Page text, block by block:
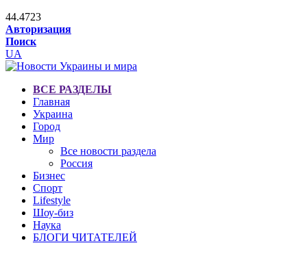
44.4723
Авторизация
Поиск
UA
ВСЕ РАЗДЕЛЫ
Главная
Украина
Город
Мир
Все новости раздела
Россия
Бизнес
Спорт
Lifestyle
Шоу-биз
Наука
БЛОГИ ЧИТАТЕЛЕЙ